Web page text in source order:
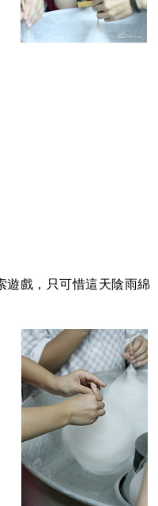
遊戲，只可惜這天陰雨綿